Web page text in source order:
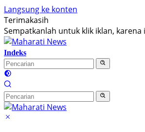
Langsung ke konten
Terimakasih
Sempatkanlah untuk klik iklan, karena
Indeks